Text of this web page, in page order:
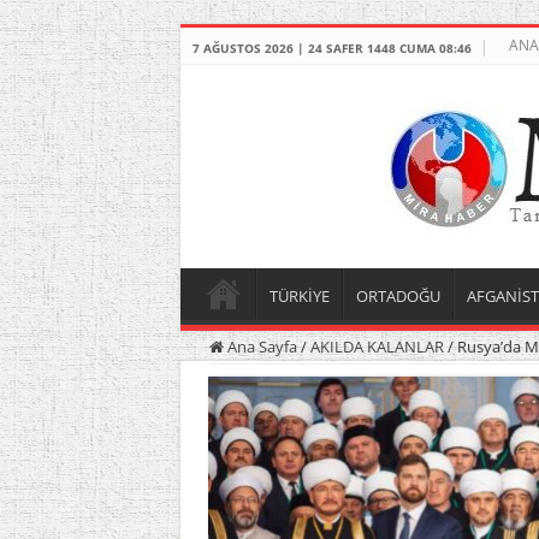
7 AĞUSTOS 2026 | 24 SAFER 1448 CUMA 08:46
TÜRKİYE ORTADOĞU
Ana Sayfa/AKILDA KALANLAR/Rusya’da